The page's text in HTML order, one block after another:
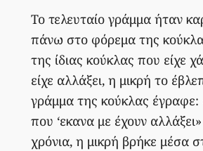
Το τελευταίο γράμμα ήταν
πάνω στο φόρεμα της
της ίδιας κούκλας που είχε
είχε αλλάξει, η μικρή το
γράμμα της κούκλας έγραφε:
που ‘εκανα με έχουν
χρόνια, η μικρή βρήκε μέσα